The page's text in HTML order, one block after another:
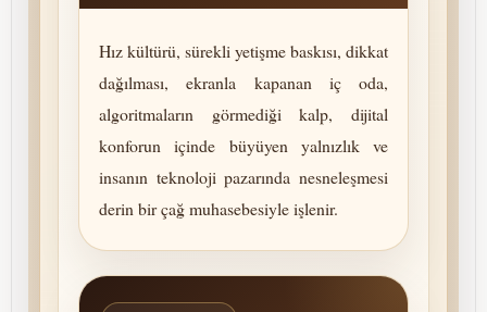
Hız kültürü, sürekli yetişme baskısı, dikkat
dağılması, ekranla kapanan iç oda,
algoritmaların görmediği kalp, dijital
konforun içinde büyüyen yalnızlık ve
insanın tek­no­lo­ji pazarında nesneleşmesi
derin bir çağ muhasebesiyle işlenir.